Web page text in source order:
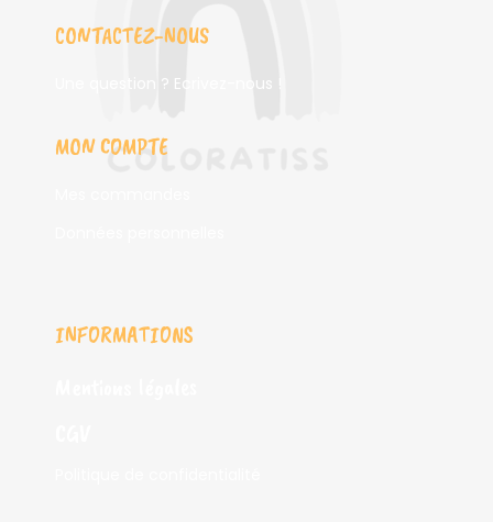
CONTACTEZ-NOUS
Une question ? Ecrivez-nous !
MON COMPTE
INFORMATIONS